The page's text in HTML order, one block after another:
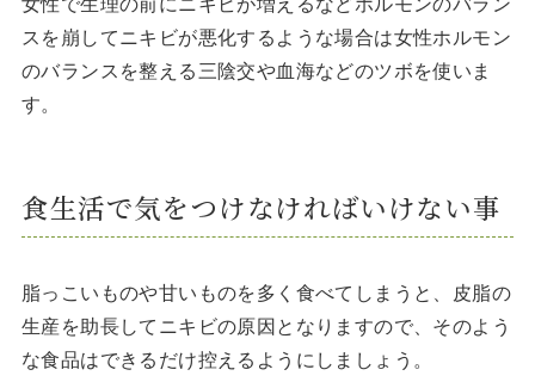
スを崩してニキビが悪化するような場合は女性ホルモン
のバランスを整える三陰交や血海などのツボを使いま
す。
食生活で気をつけなければいけない事
脂っこいものや甘いものを多く食べてしまうと、皮脂の
生産を助長してニキビの原因となりますので、そのよう
な食品はできるだけ控えるようにしましょう。